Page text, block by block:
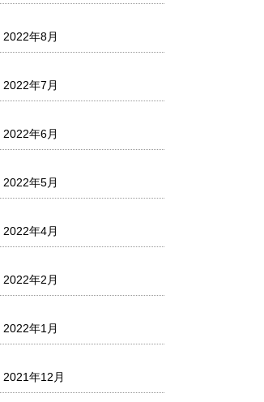
2022年8月
2022年7月
2022年6月
2022年5月
2022年4月
2022年2月
2022年1月
2021年12月